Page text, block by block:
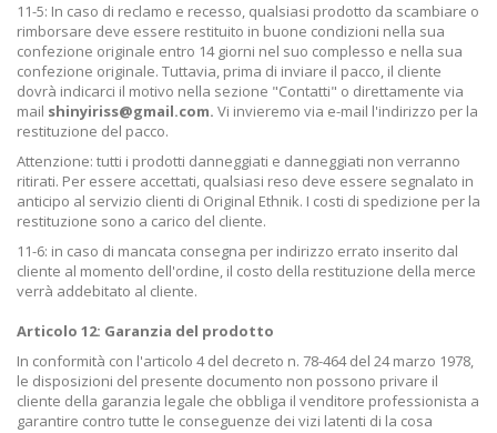
11-5: In caso di reclamo e recesso, qualsiasi prodotto da scambiare o
rimborsare deve essere restituito in buone condizioni nella sua
confezione originale entro 14 giorni nel suo complesso e nella sua
confezione originale. Tuttavia, prima di inviare il pacco, il cliente
dovrà indicarci il motivo nella sezione "Contatti" o direttamente via
mail shinyiriss@gmail.com. Vi invieremo via e-mail l'indirizzo per la
restituzione del pacco.
Attenzione: tutti i prodotti danneggiati e danneggiati non verranno
ritirati. Per essere accettati, qualsiasi reso deve essere segnalato in
anticipo al servizio clienti di Original Ethnik. I costi di spedizione per la
restituzione sono a carico del cliente.
11-6: in caso di mancata consegna per indirizzo errato inserito dal
cliente al momento dell'ordine, il costo della restituzione della merce
verrà addebitato al cliente.
Articolo 12: Garanzia del prodotto
In conformità con l'articolo 4 del decreto n. 78-464 del 24 marzo 1978,
le disposizioni del presente documento non possono privare il
cliente della garanzia legale che obbliga il venditore professionista a
garantire contro tutte le conseguenze dei vizi latenti di la cosa